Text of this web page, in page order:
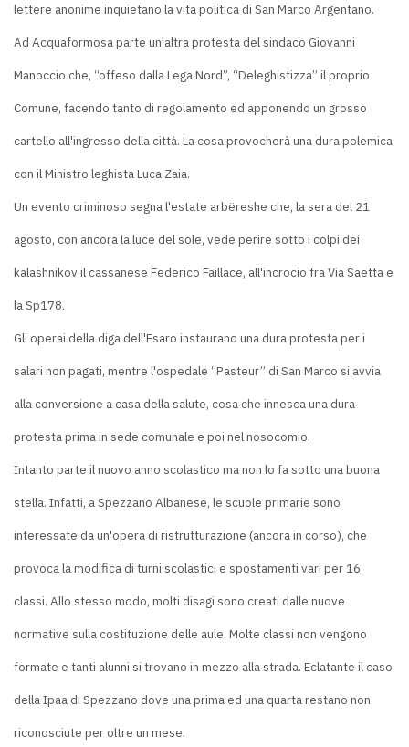
lettere anonime inquietano la vita politica di San Marco Argentano.
Ad Acquaformosa parte un'altra protesta del sindaco Giovanni
Manoccio che, “offeso dalla Lega Nord”, “Deleghistizza” il proprio
Comune, facendo tanto di regolamento ed apponendo un grosso
cartello all'ingresso della città. La cosa provocherà una dura polemica
con il Ministro leghista Luca Zaia.
Un evento criminoso segna l'estate arbëreshe che, la sera del 21
agosto, con ancora la luce del sole, vede perire sotto i colpi dei
kalashnikov il cassanese Federico Faillace, all'incrocio fra Via Saetta e
la Sp178.
Gli operai della diga dell'Esaro instaurano una dura protesta per i
salari non pagati, mentre l'ospedale “Pasteur” di San Marco si avvia
alla conversione a casa della salute, cosa che innesca una dura
protesta prima in sede comunale e poi nel nosocomio.
Intanto parte il nuovo anno scolastico ma non lo fa sotto una buona
stella. Infatti, a Spezzano Albanese, le scuole primarie sono
interessate da un'opera di ristrutturazione (ancora in corso), che
provoca la modifica di turni scolastici e spostamenti vari per 16
classi. Allo stesso modo, molti disagi sono creati dalle nuove
normative sulla costituzione delle aule. Molte classi non vengono
formate e tanti alunni si trovano in mezzo alla strada. Eclatante il caso
della Ipaa di Spezzano dove una prima ed una quarta restano non
riconosciute per oltre un mese.